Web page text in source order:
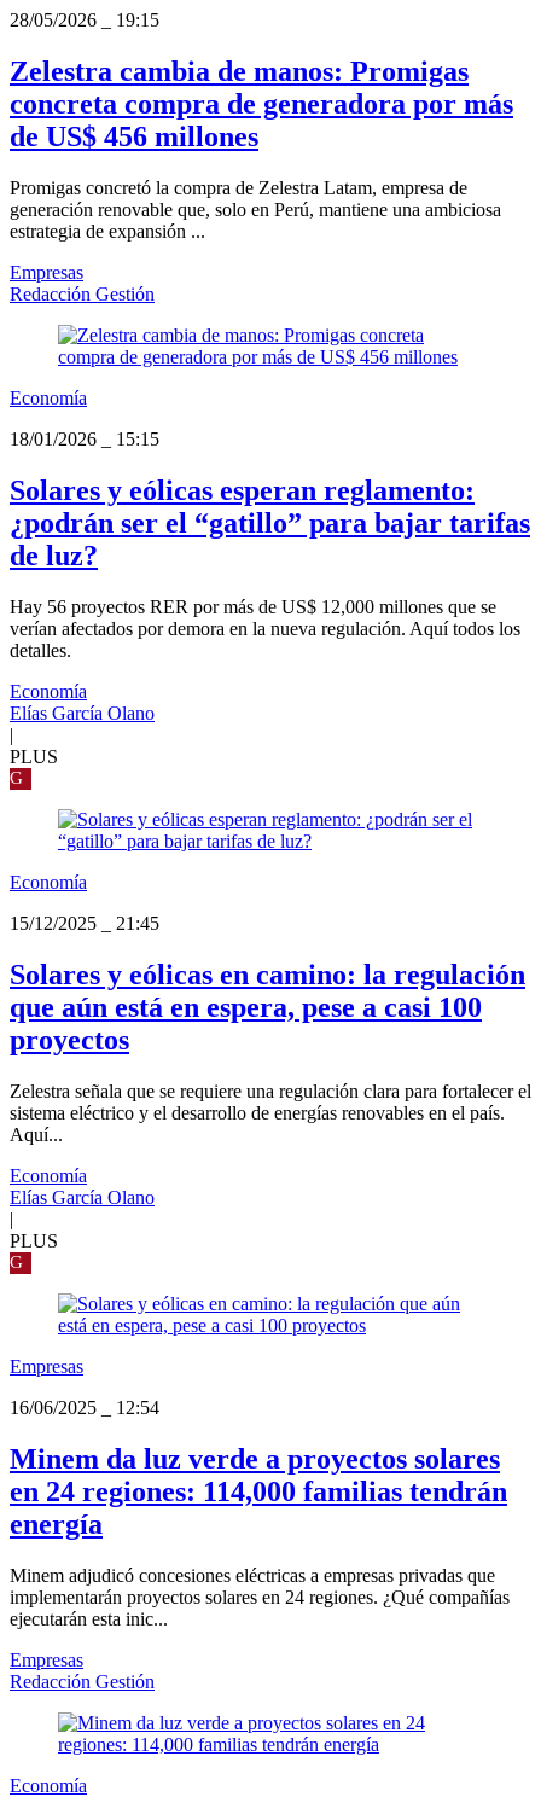
28/05/2026 19:15
Zelestra cambia de manos: Promigas
concreta compra de generadora por más
de US$ 456 millones
Promigas concretó la compra de Zelestra Latam, empresa de
generación renovable que, solo en Perú, mantiene una ambiciosa
estrategia de expansión ...
Empresas
Redacción Gestión
Economía
18/01/2026
15:15
Solares y eólicas esperan reglamento:
¿podrán ser el “gatillo” para bajar tarifas
de luz?
Hay 56 proyectos RER por más de US$ 12,000 millones que se
verían afectados por demora en la nueva regulación. Aquí todos los
detalles.
Economía
Elías García Olano
|
PLUS
G
Economía
15/12/2025
21:45
Solares y eólicas en camino: la regulación
que aún está en espera, pese a casi 100
proyectos
Zelestra señala que se requiere una regulación clara para fortalecer el
sistema eléctrico y el desarrollo de energías renovables en el país.
Aquí...
Economía
Elías García Olano
|
PLUS
G
Empresas
16/06/2025
12:54
Minem da luz verde a proyectos solares
en 24 regiones: 114,000 familias tendrán
energía
Minem adjudicó concesiones eléctricas a empresas privadas que
implementarán proyectos solares en 24 regiones. ¿Qué compañías
ejecutarán esta inic...
Empresas
Redacción Gestión
Economía